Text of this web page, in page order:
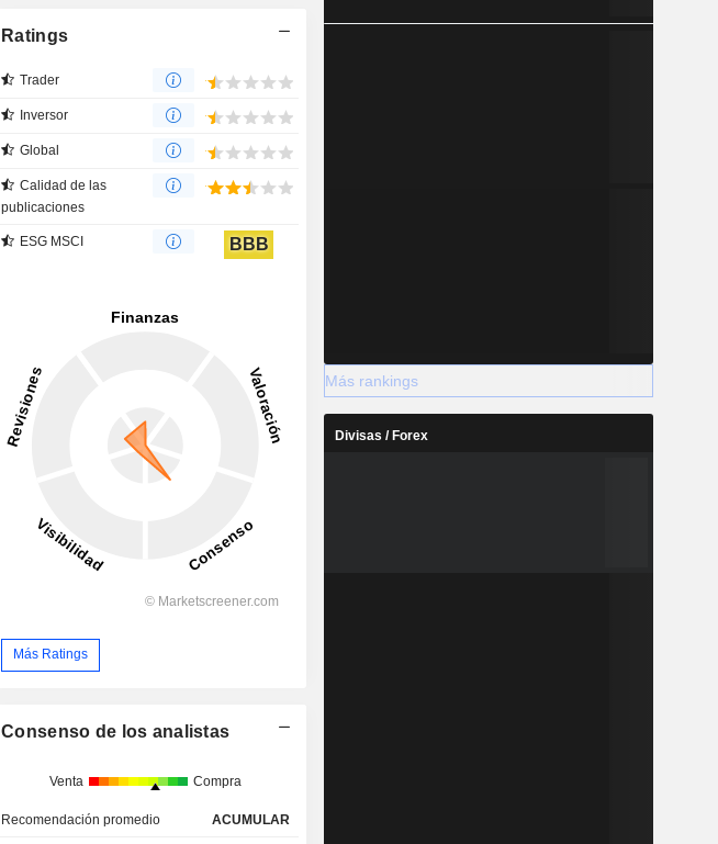
Ratings
Trader
Inversor
Global
Calidad de las
publicaciones
ESG MSCI BBB
Más Ratings
Consenso de los analistas
Venta Compra
Recomendación promedio ACUMULAR
Más rankings
Divisas / Forex